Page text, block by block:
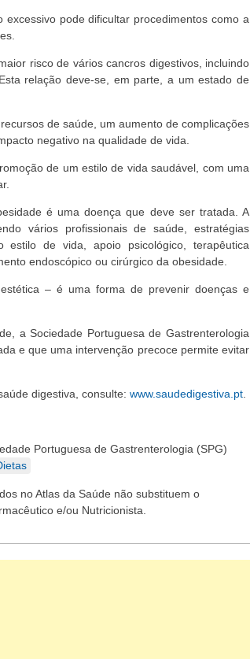
pode dificultar procedimentos como a
risco de vários cancros digestivos, incluindo
relação deve-se, em parte, a um estado de
de saúde, um aumento de complicações
negativo na qualidade de vida.
de um estilo de vida saudável, com uma
é uma doença que deve ser tratada. A
vários profissionais de saúde, estratégias
estilo de vida, apoio psicológico, terapêutica
endoscópico ou cirúrgico da obesidade.
– é uma forma de prevenir doenças e
a Sociedade Portuguesa de Gastrenterologia
e que uma intervenção precoce permite evitar
digestiva, consulte: www.saudedigestiva.pt
Portuguesa de Gastrenterologia (SPG)
no Atlas da Saúde não substituem o
e/ou Nutricionista.